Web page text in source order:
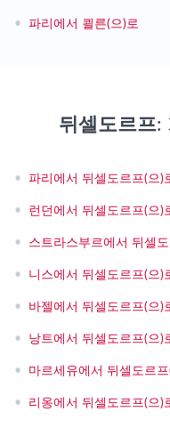
• 파리에서 쾰른(으)로
뒤셀도르프:
• 파리에서 뒤셀도르프(으)
• 런던에서 뒤셀도르프(으)
• 스트라스부르에서 뒤셀
• 니스에서 뒤셀도르프(으)
• 바젤에서 뒤셀도르프(으)
• 낭트에서 뒤셀도르프(으)
• 마르세유에서 뒤셀도르
• 리옹에서 뒤셀도르프(으)